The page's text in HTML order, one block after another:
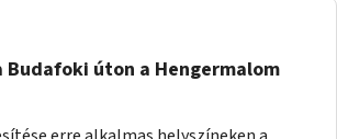
úton a Hengermalom